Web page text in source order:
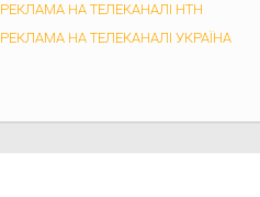
РЕКЛАМА НА ТЕЛЕКАНАЛІ НТН
РЕКЛАМА НА ТЕЛЕКАНАЛІ УКРАЇНА